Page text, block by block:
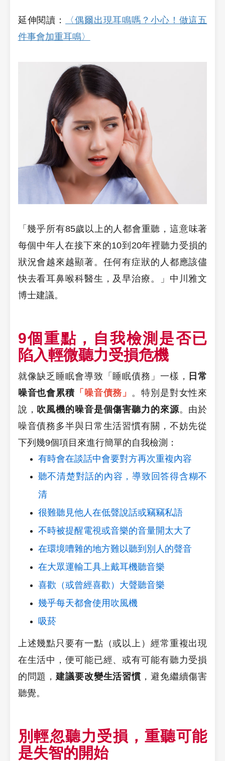
延伸閱讀：
〈偶爾出現耳鳴嗎？小心！做這五
件事會加重耳鳴〉
「幾乎所有85歲以上的人都會重聽，這意味著
每個中年人在接下來的10到20年裡聽力受損的
狀況會越來越顯著。任何有症狀的人都應該儘
快去看耳鼻喉科醫生，及早治療。」中川雅文
博士建議。
9個重點，自我檢測是否已
陷入輕微聽力受損危機
就像缺乏睡眠會導致「睡眠債務」一樣， 日常
噪音也會累積「噪音債務」 。特別是對女性來
說， 吹風機的噪音是個傷害聽力的來源。由於
噪音債務多半與日常生活習慣有關，不妨先從
下列幾9個項目來進行簡單的自我檢測：
有時會在談話中會要對方再次重複內容
聽不清楚對話的內容，導致回答得含糊不
清
很難聽見他人在低聲說話或竊竊私語
不時被提醒電視或音樂的音量開太大了
在環境嘈雜的地方難以聽到別人的聲音
在大眾運輸工具上戴耳機聽音樂
喜歡（或曾經喜歡）大聲聽音樂
幾乎每天都會使用吹風機
吸菸
上述幾點只要有一點（或以上）經常重複出現
在生活中，便可能已經、或有可能有聽力受損
的問題，建議要改變生活習慣 ，避免繼續傷害
聽覺。
別輕忽聽力受損，重聽可能
是失智的開始